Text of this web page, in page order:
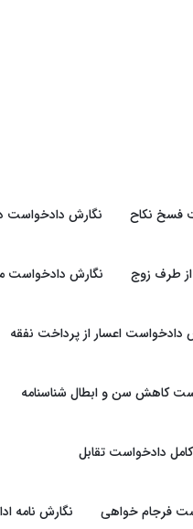
فسخ نکاح نگارش دادخواست
طرف زوج نگارش دادخواست
دادخواست اعسار از پرداخت نفقه
کاهش سن و ابطال شناسنامه
دادخواست تقابل
فرجام خواهی نگارش نامه